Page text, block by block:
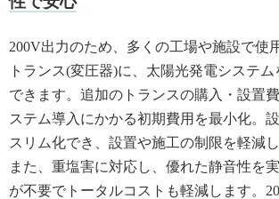
200V出力のため、多くの工場や施設で使
トランス(変圧器)に、太陽光発電システ
できます。追加のトランスの購入・設置
ステム導入にかかる初期費用を最小化。
スリム化でき、設置や施工の制限を軽減し
また、重塩害に対応し、優れた静音性を
が不要でトータルコストも軽減します。